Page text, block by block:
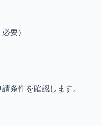
要）
条件を確認します。